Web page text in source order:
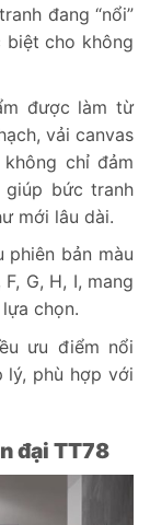
đang “nổi”
biệt cho không
được làm từ
vải canvas
chỉ đảm
bức tranh
mới lâu dài.
phiên bản màu
G, H, I, mang
chọn.
ưu điểm nổi
lý, phù hợp với
đại TT78